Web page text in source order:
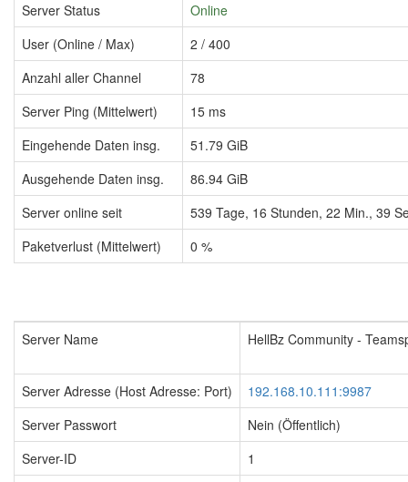
Server Status
Online
User (Online / Max)
2 / 400
Anzahl aller Channel
78
Server Ping (Mittelwert)
15 ms
Eingehende Daten insg.
51.79 GiB
Ausgehende Daten insg.
86.94 GiB
Server online seit
539 Tage, 16 Stunden, 22 Min., 39
Paketverlust (Mittelwert)
0 %
Server Name HellBz Community -
Server Adresse (Host Adresse: Port)
192.168.10.111:9987
Server Passwort
Nein (Öffentlich)
Server-ID
1